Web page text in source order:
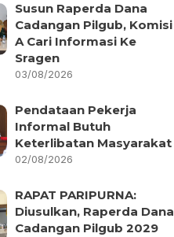
Susun Raperda Dana
Cadangan Pilgub, Komisi
A Cari Informasi Ke
Sragen
03/08/2026
Pendataan Pekerja
Informal Butuh
Keterlibatan Masyarakat
02/08/2026
RAPAT PARIPURNA:
Diusulkan, Raperda Dana
Cadangan Pilgub 2029